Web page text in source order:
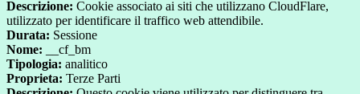
Descrizione: Cookie associato ai siti che utilizzano CloudFlare,
utilizzato per identificare il traffico web attendibile.
Durata: Sessione
Nome: __cf_bm
Tipologia: analitico
Proprieta: Terze Parti